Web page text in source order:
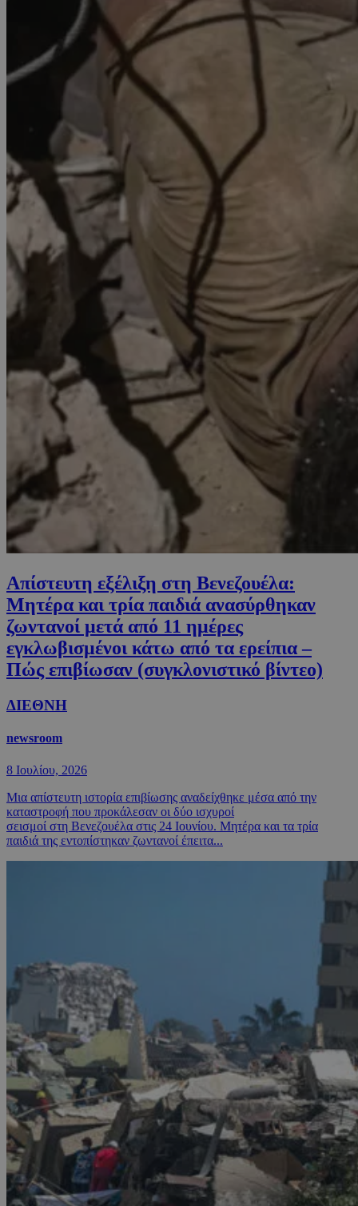
Απίστευτη εξέλιξη στη Βενεζουέλα:
Μητέρα και τρία παιδιά ανασύρθηκαν
ζωντανοί μετά από 11 ημέρες
εγκλωβισμένοι κάτω από τα ερείπια –
Πώς επιβίωσαν (συγκλονιστικό βίντεο)
ΔΙΕΘΝΗ
newsroom
8 Ιουλίου, 2026
Μια απίστευτη ιστορία επιβίωσης αναδείχθηκε μέσα από την
καταστροφή που προκάλεσαν οι δύο ισχυροί
σεισμοί στη Βενεζουέλα στις 24 Ιουνίου. Μητέρα και τα τρία
παιδιά της εντοπίστηκαν ζωντανοί έπειτα...